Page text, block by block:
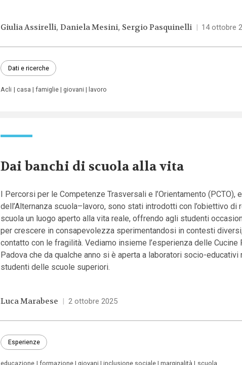
Giulia Assirelli Daniela Mesini Sergio Pasquinelli | 14 ottobre
Dati e ricerche
Acli casa famiglie giovani lavoro
Dai banchi di scuola alla vita
I Percorsi per le Competenze Trasversali e l’Orientamento (PCTO),
dell’Alternanza scuola–lavoro, sono stati introdotti con l’obiettivo di
scuola un luogo aperto alla vita reale, offrendo agli studenti
per crescere in consapevolezza sperimentandosi in contesti
contatto con le fragilità. Vediamo insieme l’esperienza delle Cucine
Padova che da qualche anno si è aperta a laboratori socio-
studenti delle scuole superiori.
Luca Marabese 2 ottobre 2025
Esperienze
educazione formazione giovani inclusione sociale marginalità scuola